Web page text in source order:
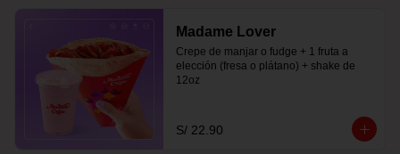
Madame Lover
Crepe de manjar o fudge + 1 fruta a
elección (fresa o plátano) + shake de
12oz
S/ 22.90